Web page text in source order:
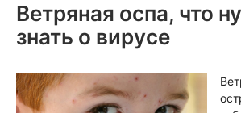
Ветряная оспа, что
знать о вирусе